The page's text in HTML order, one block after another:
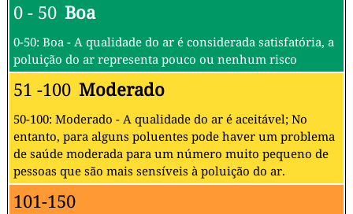
0 - 50 Boa
0-50: Boa - A qualidade do ar é considerada satisfatória, a
poluição do ar representa pouco ou nenhum risco
51 -100 Moderado
50-100: Moderado - A qualidade do ar é aceitável; No
entanto, para alguns poluentes pode haver um problema
de saúde moderada para um número muito pequeno de
pessoas que são mais sensíveis à poluição do ar.
101-150